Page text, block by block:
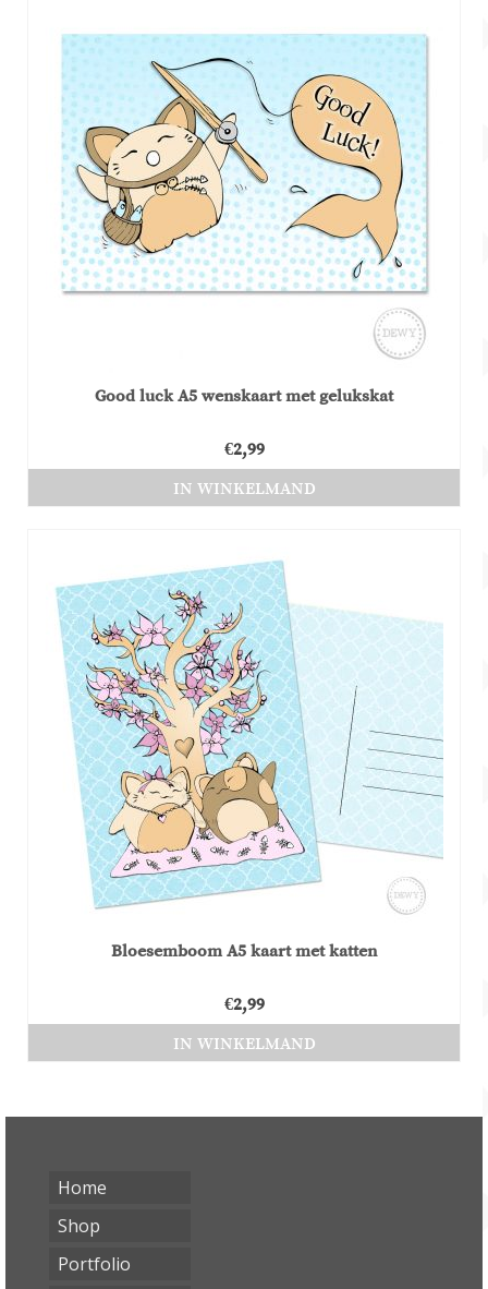
Good luck A5 wenskaart met gelukskat
€2,99
IN WINKELMAND
Bloesemboom A5 kaart met katten
€2,99
IN WINKELMAND
Home
Shop
Portfolio